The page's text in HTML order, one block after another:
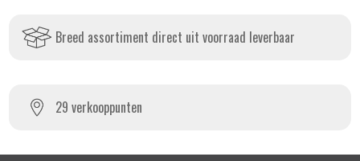
Breed assortiment direct uit voorraad leverbaar
29 verkooppunten